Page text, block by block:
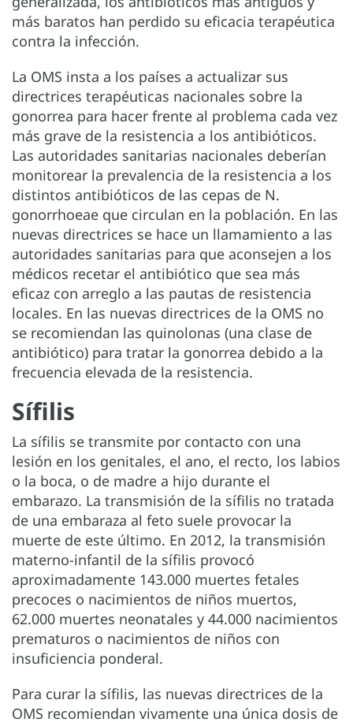
más baratos han perdido su eficacia terapéutica
contra la infección.
La OMS insta a los países a actualizar sus
directrices terapéuticas nacionales sobre la
gonorrea para hacer frente al problema cada vez
más grave de la resistencia a los antibióticos.
Las autoridades sanitarias nacionales deberían
monitorear la prevalencia de la resistencia a los
distintos antibióticos de las cepas de N.
gonorrhoeae que circulan en la población. En las
nuevas directrices se hace un llamamiento a las
autoridades sanitarias para que aconsejen a los
médicos recetar el antibiótico que sea más
eficaz con arreglo a las pautas de resistencia
locales. En las nuevas directrices de la OMS no
se recomiendan las quinolonas (una clase de
antibiótico) para tratar la gonorrea debido a la
frecuencia elevada de la resistencia.
Sífilis
La sífilis se transmite por contacto con una
lesión en los genitales, el ano, el recto, los labios
o la boca, o de madre a hijo durante el
embarazo. La transmisión de la sífilis no tratada
de una embaraza al feto suele provocar la
muerte de este último. En 2012, la transmisión
materno-infantil de la sífilis provocó
aproximadamente 143.000 muertes fetales
precoces o nacimientos de niños muertos,
62.000 muertes neonatales y 44.000 nacimientos
prematuros o nacimientos de niños con
insuficiencia ponderal.
Para curar la sífilis, las nuevas directrices de la
OMS recomiendan vivamente una única dosis de